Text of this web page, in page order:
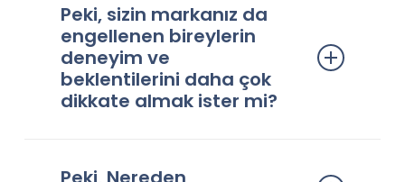
tarafından tercih edilip edilmediğini,
nasıl bir müşteri deneyimi
sunduğunu merak ediyor
Peki, sizin markanız da
engellenen bireylerin
deneyim ve
beklentilerini daha çok
dikkate almak ister mi?